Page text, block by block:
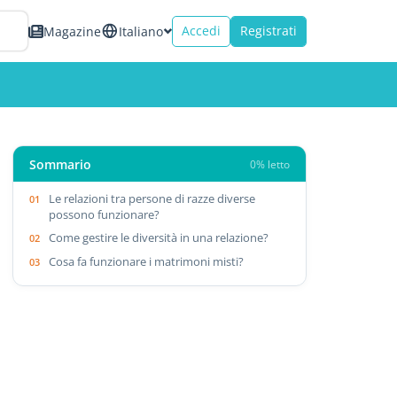
Magazine Italiano Accedi Registrati
Sommario 0% letto
Le relazioni tra persone di razze diverse
possono funzionare?
Come gestire le diversità in una relazione?
Cosa fa funzionare i matrimoni misti?